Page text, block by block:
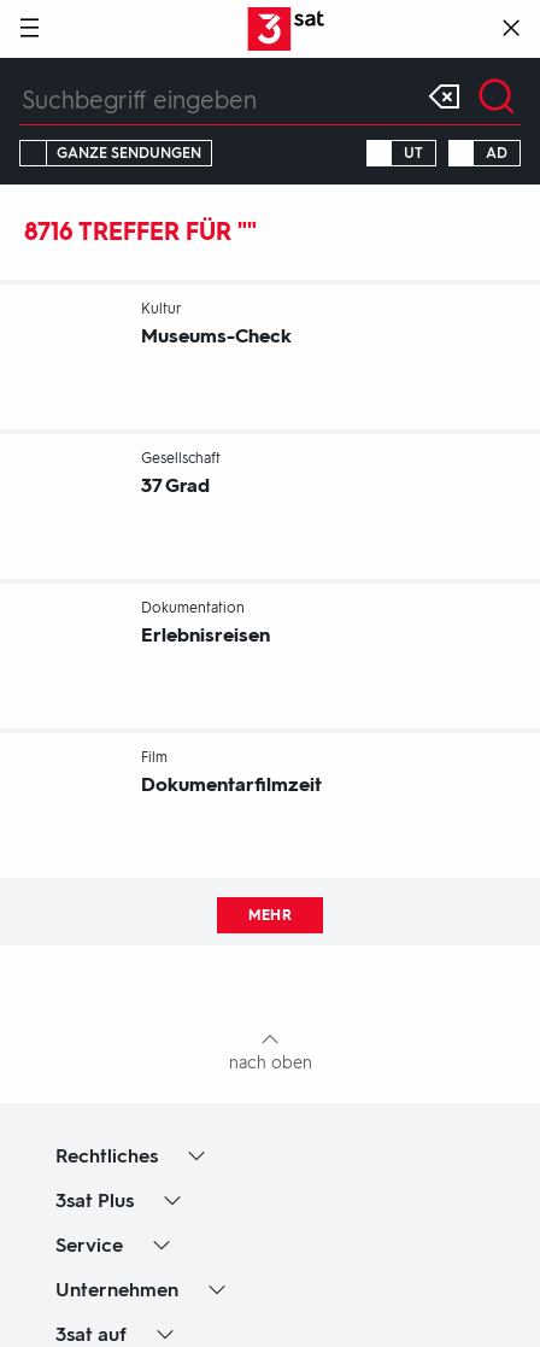
Hauptnavigation 3SAT
Suchbegriff
GANZE SENDUNGEN UT AD
8716 TREFFER FÜR ""
Kultur
Museums-Check
Gesellschaft-
37 Grad
Dokumentation
Erlebnisreisen
Film-
Dokumentarfilmzeit
MEHR
nach oben
Rechtliches
3sat Plus
Service
Unternehmen
3sat auf